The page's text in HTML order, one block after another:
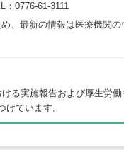
：0776-61-3111
、最新の情報は医療機関の
る実施報告および厚生労
けています。